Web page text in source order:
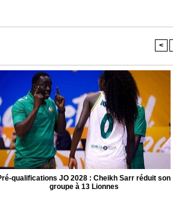
<
qualifications JO 2028 : Cheikh Sarr réduit son
groupe à 13 Lionnes